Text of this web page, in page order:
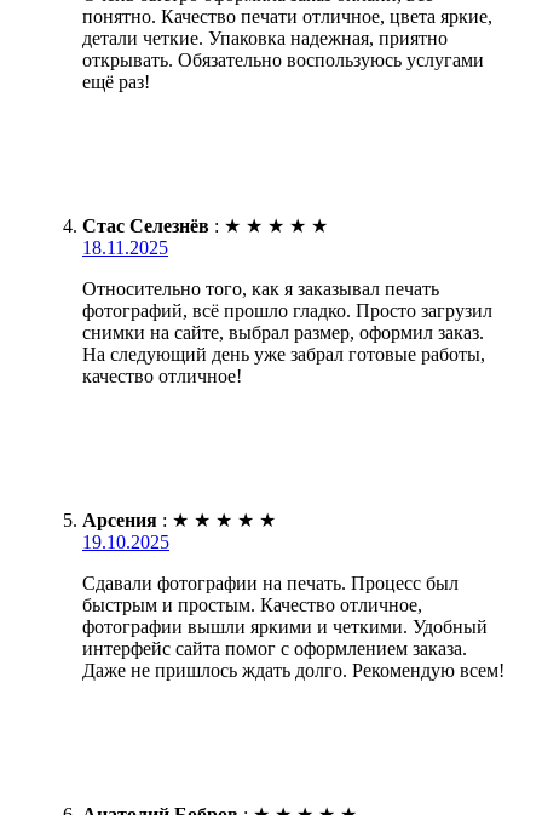
понятно. Качество печати отличное, цвета яркие,
детали четкие. Упаковка надежная, приятно
открывать. Обязательно воспользуюсь услугами
ещё раз!
Стас Селезнёв : ★ ★ ★ ★ ★
18.11.2025
Относительно того, как я заказывал печать
фотографий, всё прошло гладко. Просто загрузил
снимки на сайте, выбрал размер, оформил заказ.
На следующий день уже забрал готовые работы,
качество отличное!
Арсения : ★ ★ ★ ★ ★
19.10.2025
Сдавали фотографии на печать. Процесс был
быстрым и простым. Качество отличное,
фотографии вышли яркими и четкими. Удобный
интерфейс сайта помог с оформлением заказа.
Даже не пришлось ждать долго. Рекомендую всем!